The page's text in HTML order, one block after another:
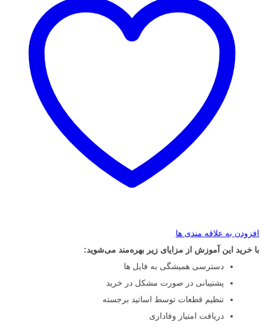
افزودن به علاقه مندی ها
با خرید این آموزش از مزایای زیر بهره‌مند می‌شوید:
دسترسی همیشگی به فایل ها
پشتیبانی در صورت مشکل در خرید
تنظیم قطعات توسط اساتید برجسته
دریافت امتیاز وفاداری